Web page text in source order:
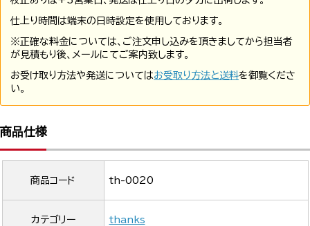
仕上り時間は端末の日時設定を使用しております。
※正確な料金については、ご注文申し込みを頂きましてから担当者
が見積もり後、メールにてご案内致します。
お受け取り方法や発送についてはお受取り方法と送料を御覧くださ
い。
商品仕様
商品コード th-0020
カテゴリー thanks